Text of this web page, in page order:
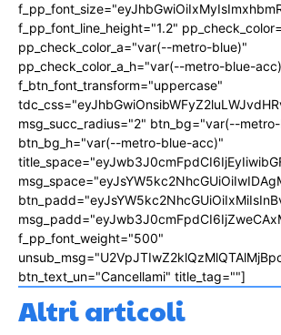
f_pp_font_line_height="1.2"
pp_check_color_a="var(--metro-blue)"
pp_check_color_a_h="var(--metro-blue-
f_btn_font_transform="uppercase"
msg_succ_radius="2" btn_bg="var(--
btn_bg_h="var(--metro-blue-acc)"
f_pp_font_weight="500"
btn_text_un="Cancellami" title_tag=""]
Altri articoli